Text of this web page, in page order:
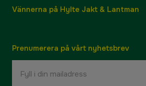
Vännerna på Hylte Jakt & Lantman
Prenumerera på vårt nyhetsbrev